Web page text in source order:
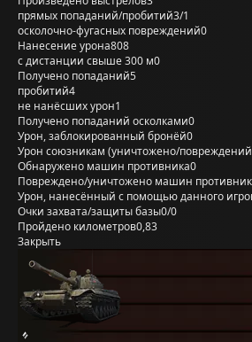
прямых попаданий/пробитий3/1
осколочно-фугасных повреждений0
Нанесение урона808
с дистанции свыше 300 м0
Получено попаданий5
пробитий4
не нанёсших урон1
Получено попаданий осколками0
Урон, заблокированный бронёй0
Урон союзникам (уничтожено/
Обнаружено машин противника0
Повреждено/уничтожено машин
Урон, нанесённый с помощью данного
Очки захвата/защиты базы0/0
Пройдено километров0,83
Закрыть